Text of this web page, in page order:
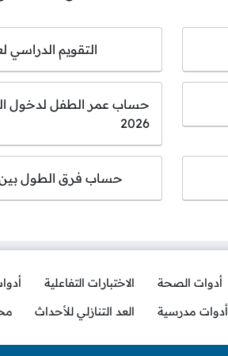
التقويم الدراسي لعام
2026
حساب فرق الطول
أدوات الصحة الاختبارات التفاعلية
أدوات مدرسية العد التنازلي للأحداث